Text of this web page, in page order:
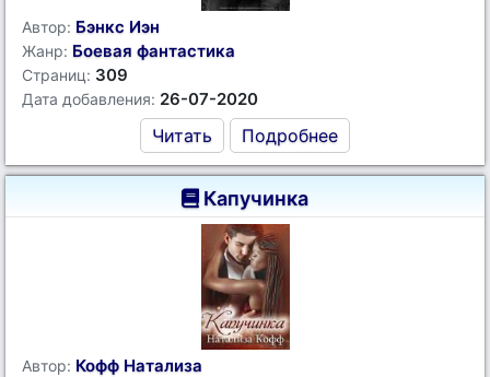
Автор: Бэнкс Иэн
Жанр: Боевая фантастика
Страниц: 309
Дата добавления: 26-07-2020
Читать Подробнее
Капучинка
Автор: Кофф Натализа